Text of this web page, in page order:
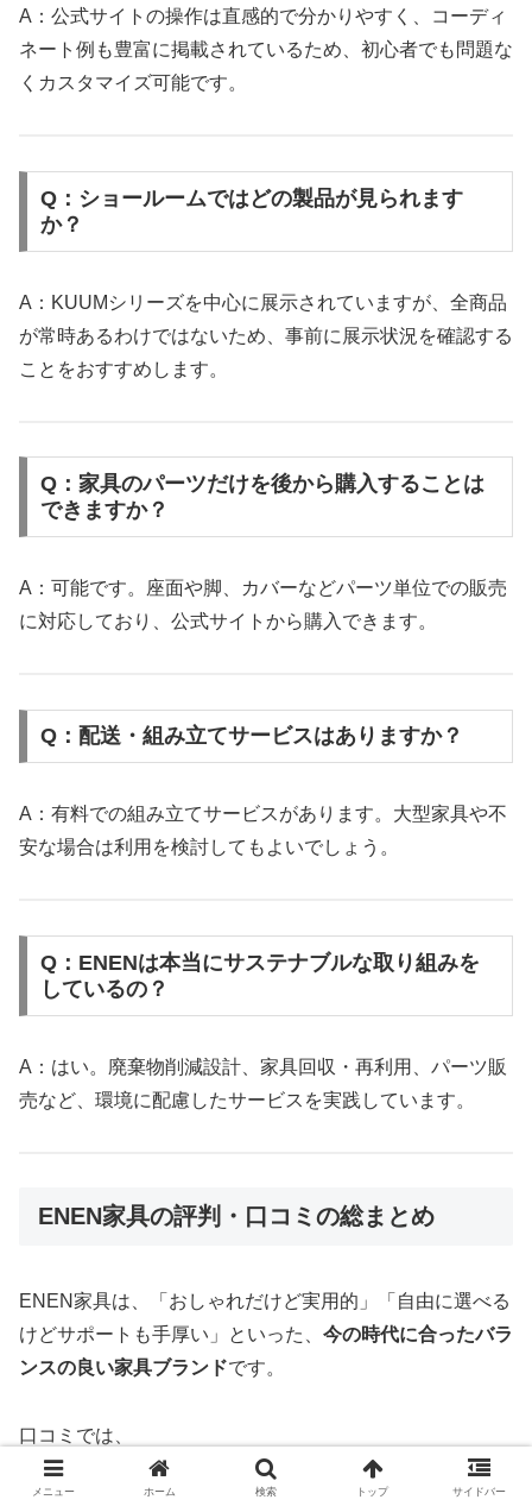
A：公式サイトの操作は直感的で分かりやすく、コーディ
ネート例も豊富に掲載されているため、初心者でも問題な
くカスタマイズ可能です。
Q：ショールームではどの製品が見られます
か？
A：KUUMシリーズを中心に展示されていますが、全商品
が常時あるわけではないため、事前に展示状況を確認する
ことをおすすめします。
Q：家具のパーツだけを後から購入することは
できますか？
A：可能です。座面や脚、カバーなどパーツ単位での販売
に対応しており、公式サイトから購入できます。
Q：配送・組み立てサービスはありますか？
A：有料での組み立てサービスがあります。大型家具や不
安な場合は利用を検討してもよいでしょう。
Q：ENENは本当にサステナブルな取り組みを
しているの？
A：はい。廃棄物削減設計、家具回収・再利用、パーツ販
売など、環境に配慮したサービスを実践しています。
ENEN家具の評判・口コミの総まとめ
ENEN家具は、「おしゃれだけど実用的」「自由に選べる
けどサポートも手厚い」といった、 今の時代に合ったバラ
ンスの良い家具ブランドです。
口コミでは、
メニュー ホーム 検索 トップ サイドバー